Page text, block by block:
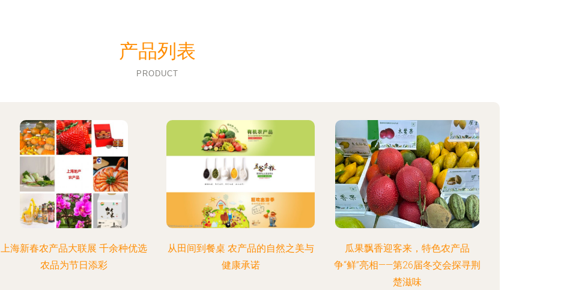
产品列表
PRODUCT
上海新春农产品大联展 千余种优选
农品为节日添彩
从田间到餐桌 农产品的自然之美与
健康承诺
瓜果飘香迎客来，特色农产品
争“鲜”亮相——第26届冬交会探寻荆
楚滋味